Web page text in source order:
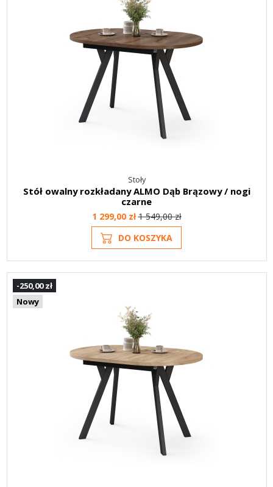
Stoły
Stół owalny rozkładany ALMO Dąb Brązowy / nogi
czarne
1 299,00 zł1 549,00 zł
DO KOSZYKA
-250,00 zł
Nowy